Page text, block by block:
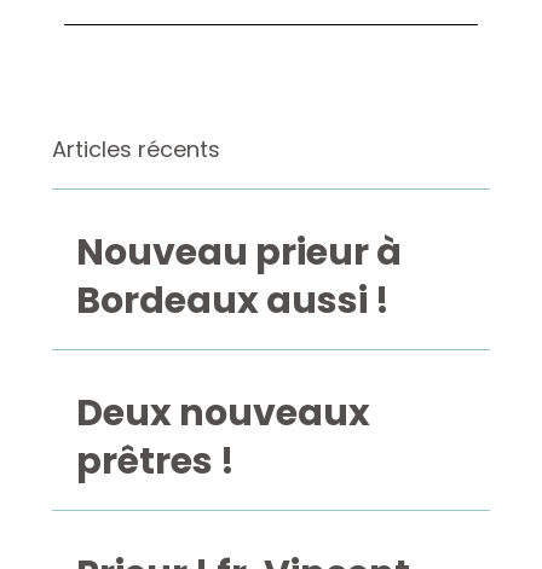
Articles récents
Nouveau prieur à
Bordeaux aussi !
Deux nouveaux
prêtres !